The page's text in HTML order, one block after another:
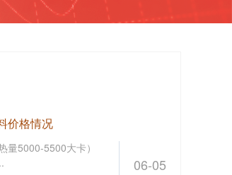
06-05
价格情况
5000-5500大卡）